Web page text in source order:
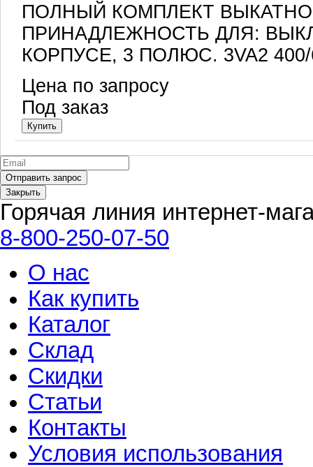
ПОЛНЫЙ КОМПЛЕКТ
ПРИНАДЛЕЖНОСТЬ ДЛЯ:
КОРПУСЕ, 3 ПОЛЮС. 3VA2 400/
Цена по запросу
Под заказ
Закрыть
Горячая линия интернет-
8-800-250-07-50
О нас
Как купить
Каталог
Склад
Скидки
Статьи
Контакты
Условия использования